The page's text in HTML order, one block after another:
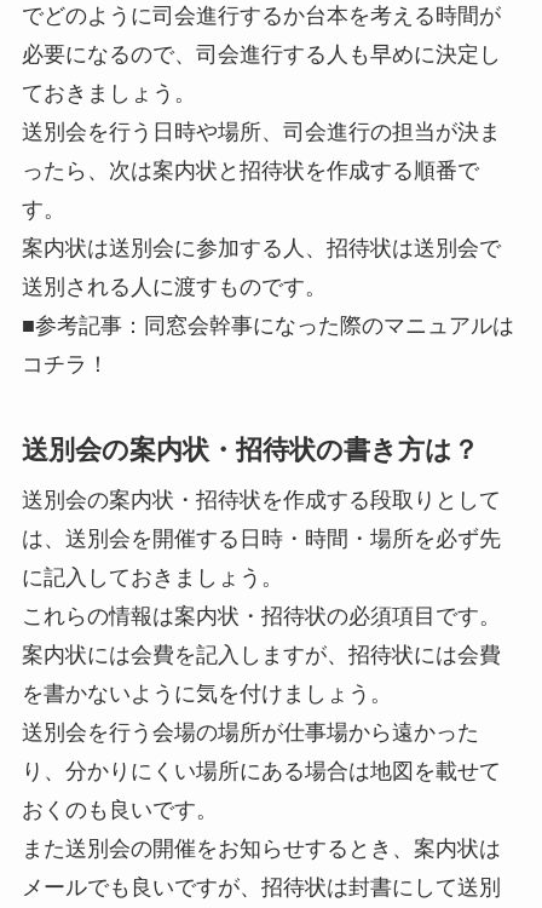
でどのように司会進行するか台本を考える時間が
必要になるので、司会進行する人も早めに決定し
ておきましょう。
送別会を行う日時や場所、司会進行の担当が決ま
ったら、次は案内状と招待状を作成する順番で
す。
案内状は送別会に参加する人、招待状は送別会で
送別される人に渡すものです。
■参考記事：同窓会幹事になった際のマニュアルは
コチラ！
送別会の案内状・招待状の書き方は？
送別会の案内状・招待状を作成する段取りとして
は、送別会を開催する日時・時間・場所を必ず先
に記入しておきましょう。
これらの情報は案内状・招待状の必須項目です。
案内状には会費を記入しますが、招待状には会費
を書かないように気を付けましょう。
送別会を行う会場の場所が仕事場から遠かった
り、分かりにくい場所にある場合は地図を載せて
おくのも良いです。
また送別会の開催をお知らせするとき、案内状は
メールでも良いですが、招待状は封書にして送別